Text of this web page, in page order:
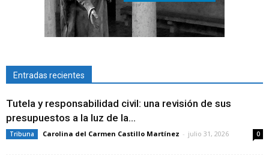
Entradas recientes
Tutela y responsabilidad civil: una revisión de sus
presupuestos a la luz de la...
Tribuna Carolina del Carmen Castillo Martínez - julio 31, 2026 0